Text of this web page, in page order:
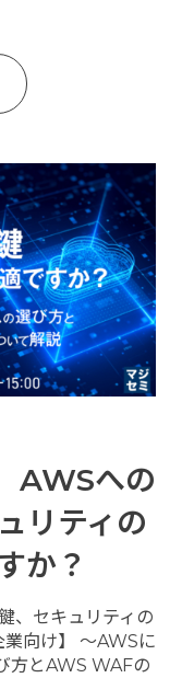
AWSへの
リティの
か？
、セキュリティの
向け】 〜AWSに
方とAWS WAFの